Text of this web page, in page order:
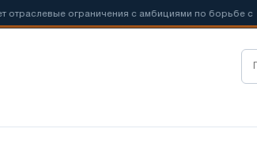
ограничения с амбициями по борьбе с